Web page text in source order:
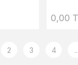
0,00
2 3 4 ..